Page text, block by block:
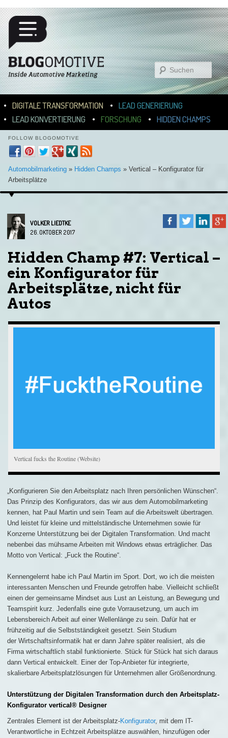
Suchen
ZUM INHALT WECHSELN
ZUM SEKUNDÄREN INHALT WECHSELN
DIGITALE TRANSFORMATION
LEAD GENERIERUNG
LEAD KONVERTIERUNG
FORSCHUNG HIDDEN CHAMPS
FOLLOW BLOGOMOTIVE
Automobilmarketing » Hidden Champs » Vertical – Konfigurator für
Arbeitsplätze
VOLKER LIEDTKE
26. OKTOBER 2017
Hidden Champ #7: Vertical –
ein Konfigurator für
Arbeitsplätze, nicht für
Autos
Vertical fucks the Routine (Website)
„Konfigurieren Sie den Arbeitsplatz nach Ihren persönlichen Wünschen“.
Das Prinzip des Konfigurators, das wir aus dem Automobilmarketing
kennen, hat Paul Martin und sein Team auf die Arbeitswelt übertragen.
Und leistet für kleine und mittelständische Unternehmen sowie für
Konzerne Unterstützung bei der Digitalen Transformation. Und macht
nebenbei das mühsame Arbeiten mit Windows etwas erträglicher. Das
Motto von Vertical: „Fuck the Routine“.
Kennengelernt habe ich Paul Martin im Sport. Dort, wo ich die meisten
interessanten Menschen und Freunde getroffen habe. Vielleicht schließt
einen der gemeinsame Mindset aus Lust an Leistung, an Bewegung und
Teamspirit kurz. Jedenfalls eine gute Vorrausetzung, um auch im
Lebensbereich Arbeit auf einer Wellenlänge zu sein. Dafür hat er
frühzeitig auf die Selbstständigkeit gesetzt. Sein Studium
der Wirtschaftsinformatik hat er dann Jahre später realisiert, als die
Firma wirtschaftlich stabil funktionierte. Stück für Stück hat sich daraus
dann Vertical entwickelt. Einer der Top-Anbieter für integrierte,
skalierbare Arbeitsplatzlösungen für Unternehmen aller Größenordnung.
Unterstützung der Digitalen Transformation durch den Arbeitsplatz-
Konfigurator vertical® Designer
Zentrales Element ist der Arbeitsplatz-Konfigurator, mit dem IT-
Verantwortliche in Echtzeit Arbeitsplätze auswählen, hinzufügen oder